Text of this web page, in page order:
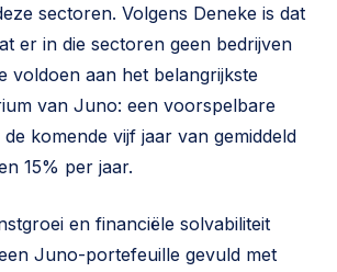
sectoren. Volgens Deneke is dat
er in die sectoren geen bedrijven
voldoen aan het belangrijkste
van Juno: een voorspelbare
komende vijf jaar van gemiddeld
15% per jaar.
en financiële solvabiliteit
Juno-portefeuille gevuld met